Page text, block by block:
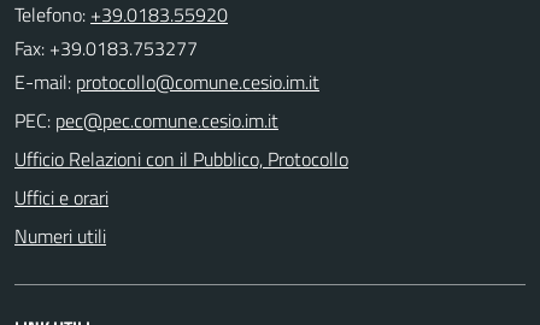
Telefono: +39.0183.55920
Fax: +39.0183.753277
E-mail:
PEC:
Ufficio Relazioni con il Pubblico, Protocollo
Uffici e orari
Numeri utili